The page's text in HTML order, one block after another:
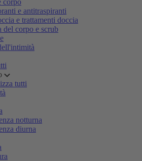
corpo
e antitraspiranti
e trattamenti doccia
del corpo e scrub
tutti
notturna
diurna